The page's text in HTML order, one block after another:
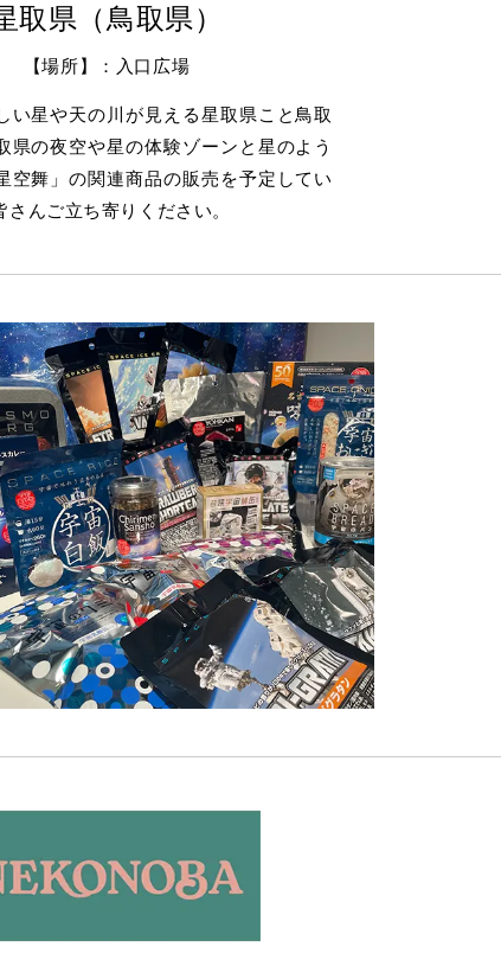
取県（鳥取県）
【場所】：入口広場
い星や天の川が見える星取県こと鳥取
県の夜空や星の体験ゾーンと星のよう
空舞」の関連商品の販売を予定してい
さんご立ち寄りください。